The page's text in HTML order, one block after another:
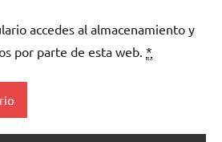
accedes al almacenamiento y
por parte de esta web. *